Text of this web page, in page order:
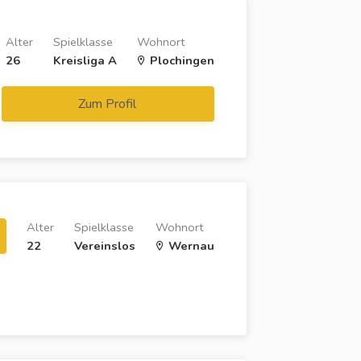
Wohnort
Plochingen
Spielklasse
Kreisliga A
Alter
26
Zum Profil
Wohnort
Wernau
Spielklasse
Vereinslos
Alter
22